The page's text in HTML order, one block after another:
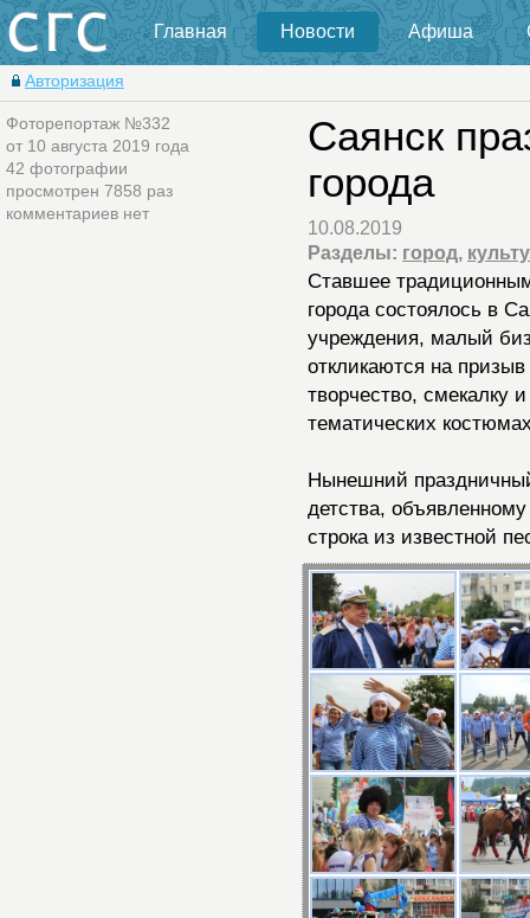
Главная Новости Афиша
Авторизация
Фоторепортаж №332
от 10 августа 2019 года
42 фотографии
просмотрен 7858 раз
комментариев нет
Саянск
города
10.08.2019
Разделы: город,
Ставшее
города состоялось в
учреждения, малый
откликаются на
творчество, смекалку
тематических
Нынешний
детства,
строка из известной